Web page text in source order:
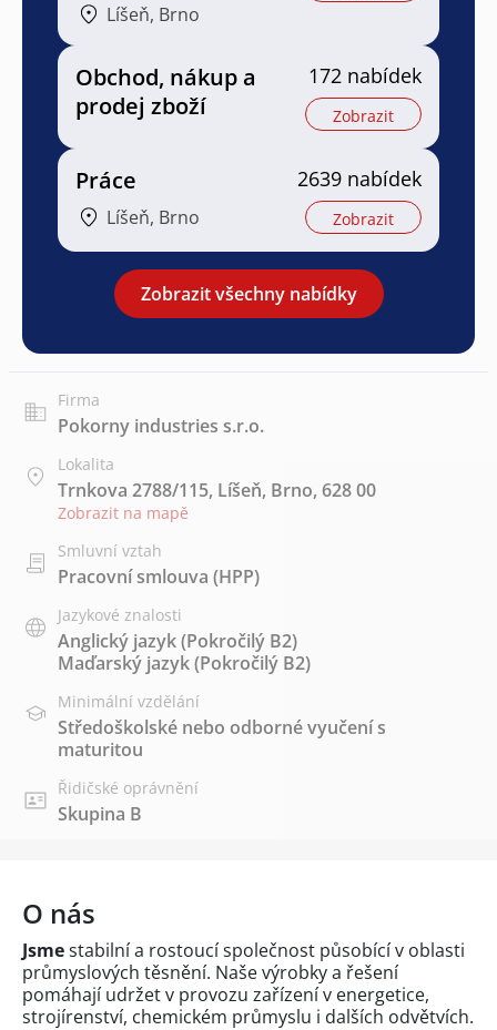
Líšeň, Brno
Obchod, nákup a
prodej zboží
172 nabídek
Zobrazit
Práce
Líšeň, Brno
2639 nabídek
Zobrazit
Zobrazit všechny nabídky
Firma
Pokorny industries s.r.o.
Lokalita
Trnkova 2788/115, Líšeň, Brno, 628 00
Zobrazit na mapě
Smluvní vztah
Pracovní smlouva (HPP)
Jazykové znalosti
Anglický jazyk(Pokročilý B2)
Maďarský jazyk(Pokročilý B2)
Minimální vzdělání
Středoškolské nebo odborné vyučení s
maturitou
Řidičské oprávnění
Skupina B
O nás
Jsmestabilní a rostoucí společnost působící v oblasti
průmyslových těsnění. Naše výrobky a řešení
pomáhají udržet v provozu zařízení v energetice,
strojírenství, chemickém průmyslu i dalších odvětvích.